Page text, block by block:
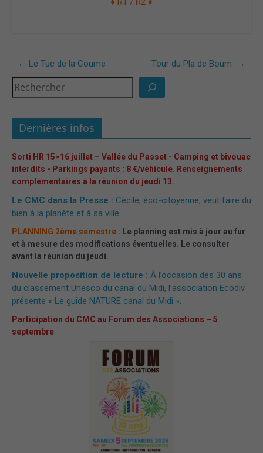
← Le Tuc de la Coume Tour du Pla de Boum →
Dernières infos
Sorti HR 15>16 juillet – Vallée du Passet - Camping et bivouac
interdits - Parkings payants : 8 €/véhicule. Renseignements
complémentaires à la réunion du jeudi 13.
Le CMC dans la Presse : Cécile, éco-citoyenne, veut faire du
bien à la planète et à sa ville
PLANNING 2ème semestre : Le planning est mis à jour au fur
et à mesure des modifications éventuelles. Le consulter
avant la réunion du jeudi.
Nouvelle proposition de lecture : À l’occasion des 30 ans
du classement Unesco du canal du Midi, l’association Ecodiv
présente « Le guide NATURE canal du Midi ».
Participation du CMC au Forum des Associations – 5
septembre